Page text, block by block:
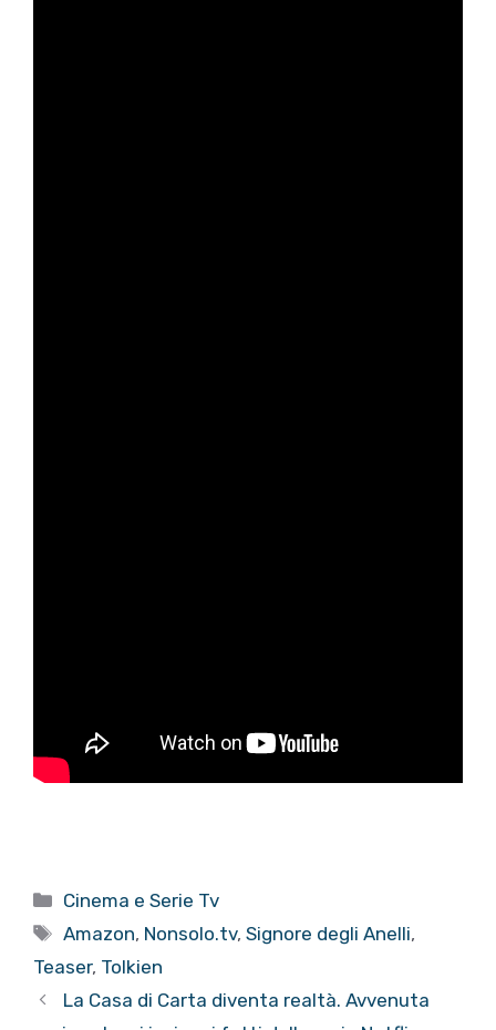
Categorie
Cinema e Serie Tv
Tag
Amazon, Nonsolo.tv,Signore degli Anelli,
Teaser, Tolkien
La Casa di Carta diventa realtà. Avvenuta